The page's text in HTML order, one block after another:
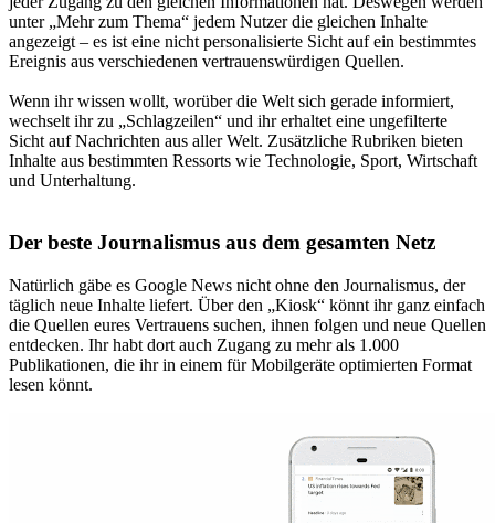
unter „Mehr zum Thema“ jedem Nutzer die gleichen Inhalte
angezeigt – es ist eine nicht personalisierte Sicht auf ein bestimmtes
Ereignis aus verschiedenen vertrauenswürdigen Quellen.
Wenn ihr wissen wollt, worüber die Welt sich gerade informiert,
wechselt ihr zu „Schlagzeilen“ und ihr erhaltet eine ungefilterte
Sicht auf Nachrichten aus aller Welt. Zusätzliche Rubriken bieten
Inhalte aus bestimmten Ressorts wie Technologie, Sport, Wirtschaft
und Unterhaltung.
Der beste Journalismus aus dem gesamten Netz
Natürlich gäbe es Google News nicht ohne den Journalismus, der
täglich neue Inhalte liefert. Über den „Kiosk“ könnt ihr ganz einfach
die Quellen eures Vertrauens suchen, ihnen folgen und neue Quellen
entdecken. Ihr habt dort auch Zugang zu mehr als 1.000
Publikationen, die ihr in einem für Mobilgeräte optimierten Format
lesen könnt.